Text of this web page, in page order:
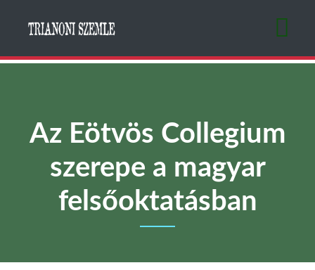
Az Eötvös Collegium
szerepe a magyar
felsőoktatásban